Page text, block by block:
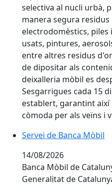
selectiva al nucli urbà,
manera segura
electrodomèstics, piles
usats, pintures,
entre altres residus
de dipositar als
deixalleria mòbil es
Sesgarrigues cada 15
establert, garantint
còmoda per als veïns i
Servei de Banca Mòbil
14/08/2026
Banca Mòbil de
Generalitat de